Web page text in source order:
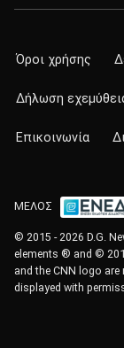
Όροι χρήσης
Δήλωση
Επικοινωνία
ΜΕΛΟΣ
© 2015 - 2026 D.G.
elements ® and ©
and the CNN logo are
displayed with